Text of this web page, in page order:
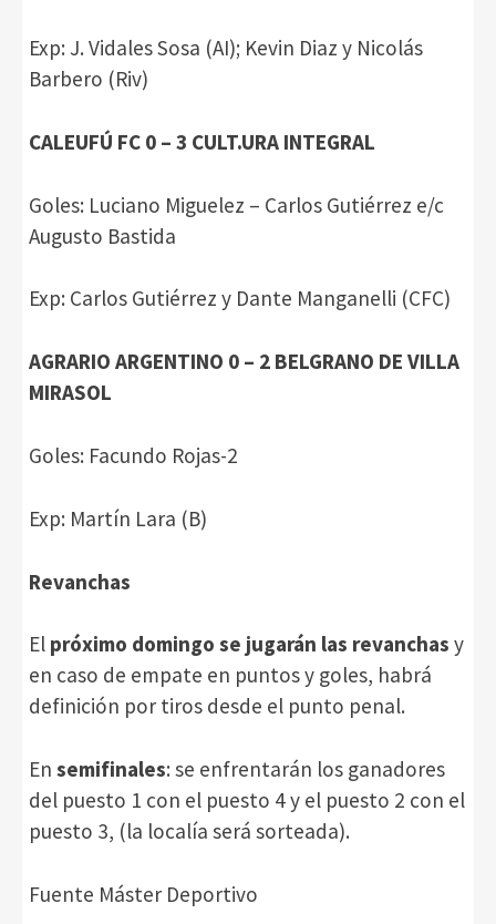
Exp: J. Vidales Sosa (AI); Kevin Diaz y Nicolás
Barbero (Riv)
CALEUFÚ FC 0 – 3 CULT.URA INTEGRAL
Goles: Luciano Miguelez – Carlos Gutiérrez e/c
Augusto Bastida
Exp: Carlos Gutiérrez y Dante Manganelli (CFC)
AGRARIO ARGENTINO 0 – 2 BELGRANO DE VILLA
MIRASOL
Goles: Facundo Rojas-2
Exp: Martín Lara (B)
Revanchas
El próximo domingo se jugarán las revanchas y
en caso de empate en puntos y goles, habrá
definición por tiros desde el punto penal.
En semifinales: se enfrentarán los ganadores
del puesto 1 con el puesto 4 y el puesto 2 con el
puesto 3, (la localía será sorteada).
Fuente Máster Deportivo